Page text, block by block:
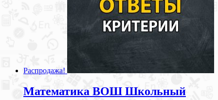
Распродажа!
Математика ВОШ Школьный